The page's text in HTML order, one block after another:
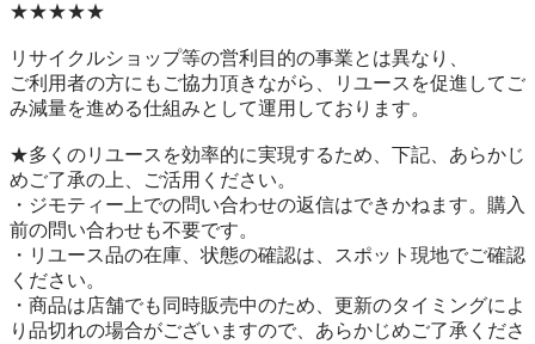
★★★★★
リサイクルショップ等の営利目的の事業とは異なり、
ご利用者の方にもご協力頂きながら、リユースを促進してご
み減量を進める仕組みとして運用しております。
★多くのリユースを効率的に実現するため、下記、あらかじ
めご了承の上、ご活用ください。
・ジモティー上での問い合わせの返信はできかねます。購入
前の問い合わせも不要です。
・リユース品の在庫、状態の確認は、スポット現地でご確認
ください。
・商品は店舗でも同時販売中のため、更新のタイミングによ
り品切れの場合がございますので、あらかじめご了承くださ